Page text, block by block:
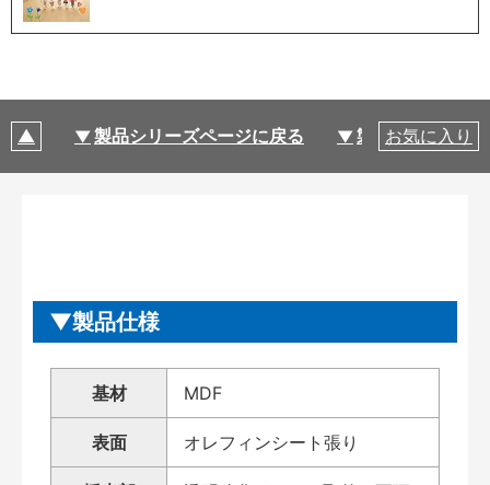
製品シリーズページに戻る 製品仕様
お気に入り
製品仕様
基材 MDF
表面 オレフィンシート張り